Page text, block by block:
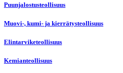
Puunjalostusteollisuus
Muovi-, kumi- ja kierrätysteollisuus
Elintarviketeollisuus
Kemianteollisuus